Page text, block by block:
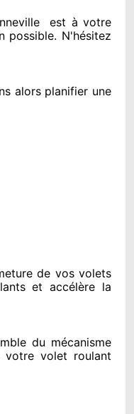
est à votre
possible. N'hésitez
alors planifier une
de vos volets
et accélère la
du mécanisme
volet roulant